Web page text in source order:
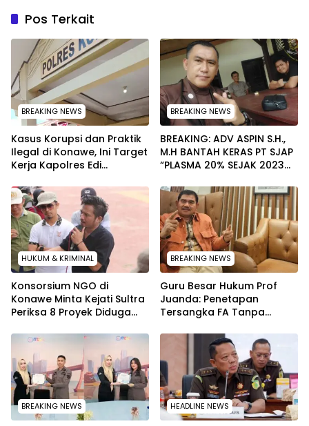
Pos Terkait
BREAKING NEWS
Kasus Korupsi dan Praktik
Ilegal di Konawe, Ini Target
Kerja Kapolres Edi
BREAKING NEWS
BREAKING: ADV ASPIN S.H.,
M.H BANTAH KERAS PT SJAP
“PLASMA 20% SEJAK 2023
WARGA WAWOONE!
HUKUM & KRIMINAL
Konsorsium NGO di
Konawe Minta Kejati Sultra
Periksa 8 Proyek Diduga
BREAKING NEWS
Guru Besar Hukum Prof
Juanda: Penetapan
Tersangka FA Tanpa
Tersangka Tetap Sah
Secara Hukum
BREAKING NEWS HEADLINE NEWS